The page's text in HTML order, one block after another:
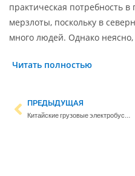
практическая потребность
мерзлоты, поскольку в
много людей. Однако
Читать полностью
ПРЕДЫДУЩАЯ
Китайские грузовые электробусы поступили в продажу в Финляндии